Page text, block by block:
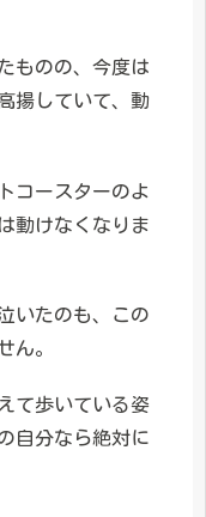
ものの、今度は
揚していて、動
コースターのよ
動けなくなりま
いたのも、この
ん。
て歩いている姿
自分なら絶対に